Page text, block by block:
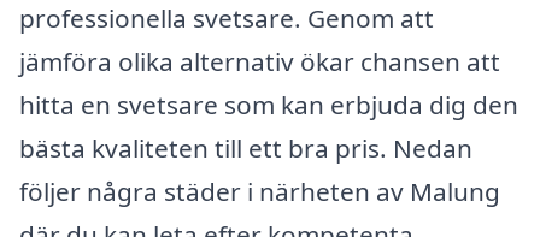
professionella svetsare. Genom att
jämföra olika alternativ ökar chansen att
hitta en svetsare som kan erbjuda dig den
bästa kvaliteten till ett bra pris. Nedan
följer några städer i närheten av Malung